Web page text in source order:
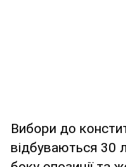
Вибори до
відбуваються 30